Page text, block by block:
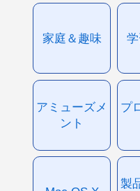
家庭＆趣味
アミューズメ
ント
プ
製